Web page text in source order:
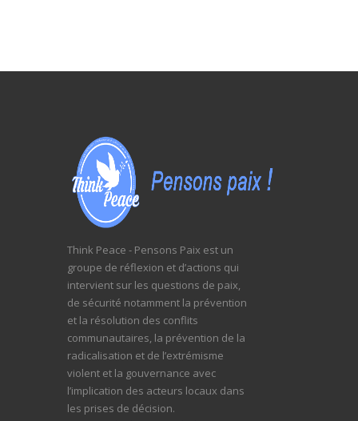
Think Peace - Pensons Paix est un
groupe de réflexion et d’actions qui
intervient sur les questions de paix,
de sécurité notamment la prévention
et la résolution des conflits
communautaires, la prévention de la
radicalisation et de l’extrémisme
violent et la gouvernance avec
l’implication des acteurs locaux dans
les prises de décision.